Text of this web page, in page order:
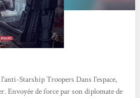
Starship Troopers Dans l'espace,
Envoyée de force par son diplomate de